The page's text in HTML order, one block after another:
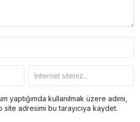
kullanılmak üzere adımı,
adresimi bu tarayıcıya kaydet.